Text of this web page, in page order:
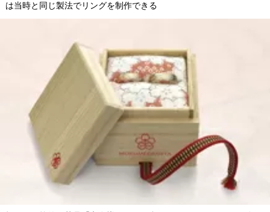
は当時と同じ製法でリングを制作できる